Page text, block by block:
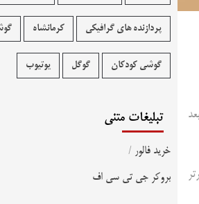
بعد
پردازنده های گرافیکی کرمانشاه
گوشی کودکان گوگل یوتیوب
تبلیغات متنی
خرید فالور /
بروکر جی تی سی اف